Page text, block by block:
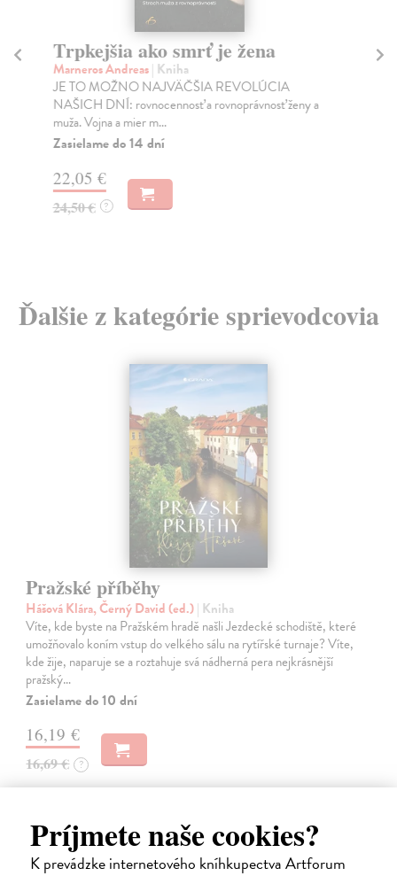
Príjmete naše cookies?
K prevádzke internetového kníhkupectva Artforum
Trpkejšia ako smrť je žena
Marneros Andreas| Kniha
JE TO MOŽNO NAJVÄČŠIA REVOLÚCIA
NAŠICH DNÍ: rovnocennosť a rovnoprávnosť ženy a
muža. Vojna a mier m...
Zasielame do 14 dní
22,05 €
24,50 € ?
Ďalšie z kategórie sprievodcovia
Pražské příběhy
Hášová Klára, Černý David (ed.)| Kniha
Víte, kde byste na Pražském hradě našli Jezdecké schodiště, které
umožňovalo koním vstup do velkého sálu na rytířské turnaje? Víte,
kde žije, naparuje se a roztahuje svá nádherná pera nejkrásnější
pražský…
Zasielame do 10 dní
16,19 €
16,69 € ?
na sklade